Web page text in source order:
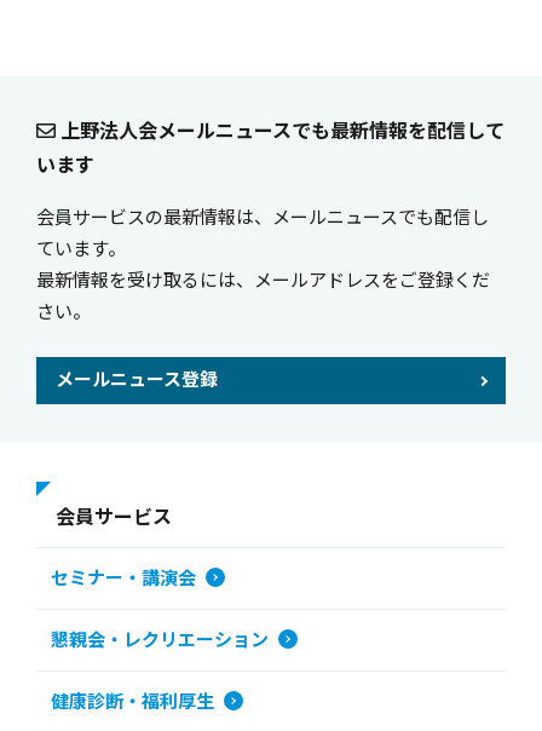
上野法人会メールニュースでも最新情報を配信して
います
会員サービスの最新情報は、メールニュースでも配信し
ています。
最新情報を受け取るには、メールアドレスをご登録くだ
さい。
メールニュース登録
会員サービス
セミナー・講演会
懇親会・レクリエーション
健康診断・福利厚生